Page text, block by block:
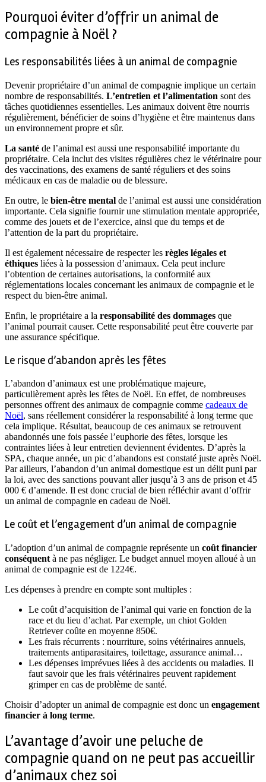
Pourquoi éviter d’offrir un animal de
compagnie à Noël ?
Les responsabilités liées à un animal de compagnie
Devenir propriétaire d’un animal de compagnie implique un certain
nombre de responsabilités. L’entretien et l’alimentation sont des
tâches quotidiennes essentielles. Les animaux doivent être nourris
régulièrement, bénéficier de soins d’hygiène et être maintenus dans
un environnement propre et sûr.
La santé de l’animal est aussi une responsabilité importante du
propriétaire. Cela inclut des visites régulières chez le vétérinaire pour
des vaccinations, des examens de santé réguliers et des soins
médicaux en cas de maladie ou de blessure.
En outre, le bien-être mental de l’animal est aussi une considération
importante. Cela signifie fournir une stimulation mentale appropriée,
comme des jouets et de l’exercice, ainsi que du temps et de
l’attention de la part du propriétaire.
Il est également nécessaire de respecter les règles légales et
éthiques liées à la possession d’animaux. Cela peut inclure
l’obtention de certaines autorisations, la conformité aux
réglementations locales concernant les animaux de compagnie et le
respect du bien-être animal.
Enfin, le propriétaire a la responsabilité des dommages que
l’animal pourrait causer. Cette responsabilité peut être couverte par
une assurance spécifique.
Le risque d’abandon après les fêtes
L’abandon d’animaux est une problématique majeure,
particulièrement après les fêtes de Noël. En effet, de nombreuses
personnes offrent des animaux de compagnie comme cadeaux de
Noël, sans réellement considérer la responsabilité à long terme que
cela implique. Résultat, beaucoup de ces animaux se retrouvent
abandonnés une fois passée l’euphorie des fêtes, lorsque les
contraintes liées à leur entretien deviennent évidentes. D’après la
SPA, chaque année, un pic d’abandons est constaté juste après Noël.
Par ailleurs, l’abandon d’un animal domestique est un délit puni par
la loi, avec des sanctions pouvant aller jusqu’à 3 ans de prison et 45
000 € d’amende. Il est donc crucial de bien réfléchir avant d’offrir
un animal de compagnie en cadeau de Noël.
Le coût et l’engagement d’un animal de compagnie
L’adoption d’un animal de compagnie représente un coût financier
conséquent à ne pas négliger. Le budget annuel moyen alloué à un
animal de compagnie est de 1224€.
Les dépenses à prendre en compte sont multiples :
Le coût d’acquisition de l’animal qui varie en fonction de la
race et du lieu d’achat. Par exemple, un chiot Golden
Retriever coûte en moyenne 850€.
Les frais récurrents : nourriture, soins vétérinaires annuels,
traitements antiparasitaires, toilettage, assurance animal…
Les dépenses imprévues liées à des accidents ou maladies. Il
faut savoir que les frais vétérinaires peuvent rapidement
grimper en cas de problème de santé.
Choisir d’adopter un animal de compagnie est donc un engagement
financier à long terme.
L’avantage d’avoir une peluche de
compagnie quand on ne peut pas accueillir
d’animaux chez soi